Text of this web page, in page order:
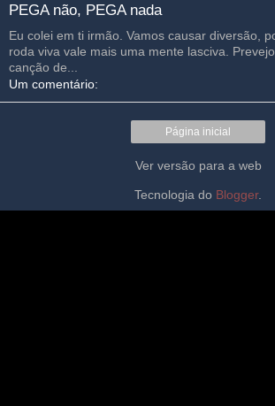
PEGA não, PEGA nada
Eu colei em ti irmão. Vamos causar diversão,
roda viva vale mais uma mente lasciva.
canção de...
Um comentário:
Página inicial
Ver versão para a web
Tecnologia do Blogger.